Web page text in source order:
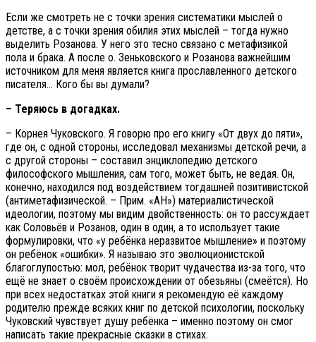
Если же смотреть не с точки зрения систематики мыслей о
детстве, а с точки зрения обилия этих мыслей – тогда нужно
выделить Розанова. У него это тесно связано с метафизикой
пола и брака. А после о. Зеньковского и Розанова важнейшим
источником для меня является книга прославленного детского
писателя… Кого бы вы думали?
– Теряюсь в догадках.
– Корнея Чуковского. Я говорю про его книгу «От двух до пяти»,
где он, с одной стороны, исследовал механизмы детской речи, а
с другой стороны – составил энциклопедию детского
философского мышления, сам того, может быть, не ведая. Он,
конечно, находился под воздействием тогдашней позитивистской
(антиметафизической. – Прим. «АН») материалистической
идеологии, поэтому мы видим двойственность: он то рассуждает
как Соловьёв и Розанов, один в один, а то использует такие
формулировки, что «у ребёнка неразвитое мышление» и поэтому
он ребёнок «ошибки». Я называю это эволюционистской
благоглупостью: мол, ребёнок творит чудачества из-за того, что
ещё не знает о своём происхождении от обезьяны (смеётся). Но
при всех недостатках этой книги я рекомендую её каждому
родителю прежде всяких книг по детской психологии, поскольку
Чуковский чувствует душу ребёнка – именно поэтому он смог
написать такие прекрасные сказки в стихах.